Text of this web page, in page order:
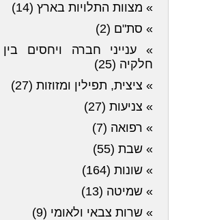
» מצוות התלויות בארץ (14)
» סת"ם (2)
» ענייני חברה ויחסים בין
חלקיה (25)
» ציצית, תפילין ומזוזות (27)
» צניעות (27)
» רפואה (7)
» שבת (55)
» שונות (164)
» שמיטה (13)
» שרות צבאי ולאומי (9)